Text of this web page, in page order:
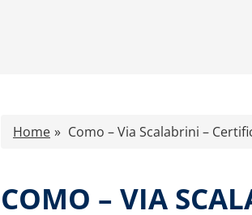
Home Como – Via Scalabrini –
COMO – VIA